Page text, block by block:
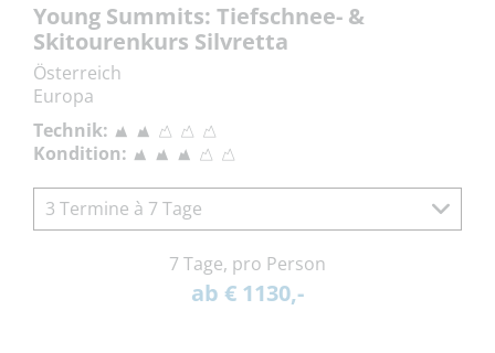
Young Summits: Tiefschnee- &
Skitourenkurs Silvretta
Österreich
Europa
Technik:
Kondition:
3 Termine à 7 Tage
7 Tage, pro Person
ab € 1130,-